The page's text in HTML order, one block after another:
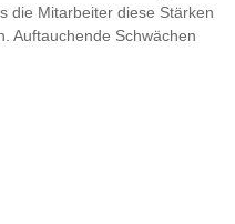
die Mitarbeiter diese Stärken
Auftauchende Schwächen